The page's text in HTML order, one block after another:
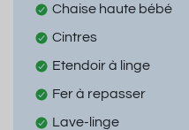
Chaise haute bébé
Cintres
Etendoir à linge
Fer à repasser
Lave-linge